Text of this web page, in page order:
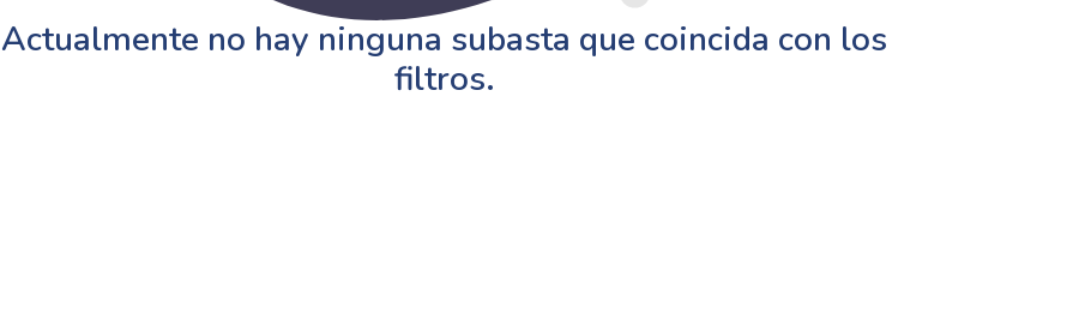
Actualmente no hay ninguna subasta que coincida con los
filtros.